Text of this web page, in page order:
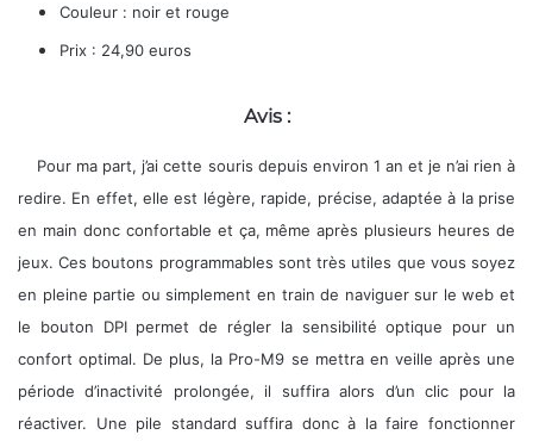
Couleur : noir et rouge
Prix : 24,90 euros
Avis :
Pour ma part, j’ai cette souris depuis environ 1 an et je n’ai rien à
redire. En effet, elle est légère, rapide, précise, adaptée à la prise
en main donc confortable et ça, même après plusieurs heures de
jeux. Ces boutons programmables sont très utiles que vous soyez
en pleine partie ou simplement en train de naviguer sur le web et
le bouton DPI permet de régler la sensibilité optique pour un
confort optimal. De plus, la Pro-M9 se mettra en veille après une
période d’inactivité prolongée, il suffira alors d’un clic pour la
réactiver. Une pile standard suffira donc à la faire fonctionner